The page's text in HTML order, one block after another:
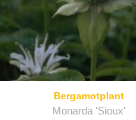
Bergamotplant
Monarda 'Sioux'